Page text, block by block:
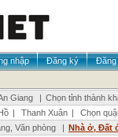
nhập Đăng ký
Đăng
Giang | Chọn tỉnh thành
| Thanh Xuân |
Chọn
Văn phòng | Nhà ở, Đất